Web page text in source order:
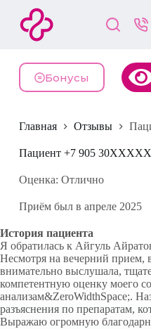
й
и
у
и
Бонусы
Главная Отзывы
Пациент +7 905 30XXXXX
Оценка: Отлично
Приём был в апреле 2025
История пациента
Я обратилась к Айгуль
Несмотря на вечерний прием,
внимательно выслушала,
компетентную оценку моего
анализам&ZeroWidthSpace;.
разъяснения по препаратам,
Выражаю огромную